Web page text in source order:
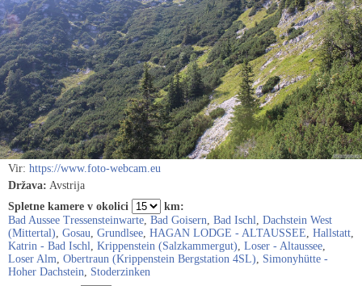
Vir: https://www.foto-webcam.eu
Država: Avstrija
Spletne kamere v okolici
km:
Bad Aussee Tressensteinwarte, Bad Goisern, Bad Ischl, Dachstein West
(Mittertal), Gosau, Grundlsee, HAGAN LODGE - ALTAUSSEE, Hallstatt,
Katrin - Bad Ischl, Krippenstein (Salzkammergut), Loser - Altaussee,
Loser Alm, Obertraun (Krippenstein Bergstation 4SL), Simonyhütte -
Hoher Dachstein, Stoderzinken